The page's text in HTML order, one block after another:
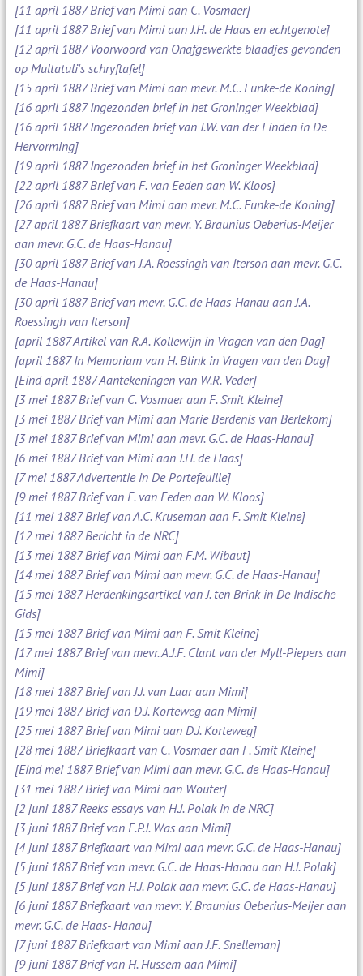
[11 april 1887 Brief van Mimi aan C. Vosmaer]
[11 april 1887 Brief van Mimi aan J.H. de Haas en echtgenote]
[12 april 1887 Voorwoord van Onafgewerkte blaadjes gevonden
op Multatuli's schryftafel]
[15 april 1887 Brief van Mimi aan mevr. M.C. Funke-de Koning]
[16 april 1887 Ingezonden brief in het Groninger Weekblad]
[16 april 1887 Ingezonden brief van J.W. van der Linden in De
Hervorming]
[19 april 1887 Ingezonden brief in het Groninger Weekblad]
[22 april 1887 Brief van F. van Eeden aan W. Kloos]
[26 april 1887 Brief van Mimi aan mevr. M.C. Funke-de Koning]
[27 april 1887 Briefkaart van mevr. Y. Braunius Oeberius-Meijer
aan mevr. G.C. de Haas-Hanau]
[30 april 1887 Brief van J.A. Roessingh van Iterson aan mevr. G.C.
de Haas-Hanau]
[30 april 1887 Brief van mevr. G.C. de Haas-Hanau aan J.A.
Roessingh van Iterson]
[april 1887 Artikel van R.A. Kollewijn in Vragen van den Dag]
[april 1887 In Memoriam van H. Blink in Vragen van den Dag]
[Eind april 1887 Aantekeningen van W.R. Veder]
[3 mei 1887 Brief van C. Vosmaer aan F. Smit Kleine]
[3 mei 1887 Brief van Mimi aan Marie Berdenis van Berlekom]
[3 mei 1887 Brief van Mimi aan mevr. G.C. de Haas-Hanau]
[6 mei 1887 Brief van Mimi aan J.H. de Haas]
[7 mei 1887 Advertentie in De Portefeuille]
[9 mei 1887 Brief van F. van Eeden aan W. Kloos]
[11 mei 1887 Brief van A.C. Kruseman aan F. Smit Kleine]
[12 mei 1887 Bericht in de NRC]
[13 mei 1887 Brief van Mimi aan F.M. Wibaut]
[14 mei 1887 Brief van Mimi aan mevr. G.C. de Haas-Hanau]
[15 mei 1887 Herdenkingsartikel van J. ten Brink in De Indische
Gids]
[15 mei 1887 Brief van Mimi aan F. Smit Kleine]
[17 mei 1887 Brief van mevr. A.J.F. Clant van der Myll-Piepers aan
Mimi]
[18 mei 1887 Brief van J.J. van Laar aan Mimi]
[19 mei 1887 Brief van D.J. Korteweg aan Mimi]
[25 mei 1887 Brief van Mimi aan D.J. Korteweg]
[28 mei 1887 Briefkaart van C. Vosmaer aan F. Smit Kleine]
[Eind mei 1887 Brief van Mimi aan mevr. G.C. de Haas-Hanau]
[31 mei 1887 Brief van Mimi aan Wouter]
[2 juni 1887 Reeks essays van H.J. Polak in de NRC]
[3 juni 1887 Brief van F.P.J. Was aan Mimi]
[4 juni 1887 Briefkaart van Mimi aan mevr. G.C. de Haas-Hanau]
[5 juni 1887 Brief van mevr. G.C. de Haas-Hanau aan H.J. Polak]
[5 juni 1887 Brief van H.J. Polak aan mevr. G.C. de Haas-Hanau]
[6 juni 1887 Briefkaart van mevr. Y. Braunius Oeberius-Meijer aan
mevr. G.C. de Haas- Hanau]
[7 juni 1887 Briefkaart van Mimi aan J.F. Snelleman]
[9 juni 1887 Brief van H. Hussem aan Mimi]